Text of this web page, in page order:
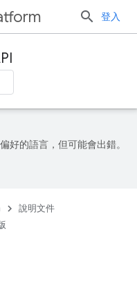
登入
好的語言，但可能會出錯。
說明文件